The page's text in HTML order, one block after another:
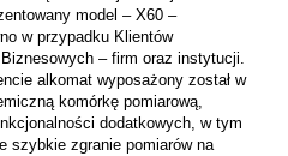
model – X60 –
w przypadku Klientów
– firm oraz instytucji.
alkomat wyposażony został w
komórkę pomiarową,
dodatkowych, w tym
szybkie zgranie pomiarów na